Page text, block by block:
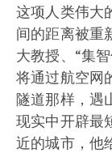
这项人类伟大
间的距离被重
大教授、“集
将通过航空网
隧道那样，遇
现实中开辟最
近的城市，他